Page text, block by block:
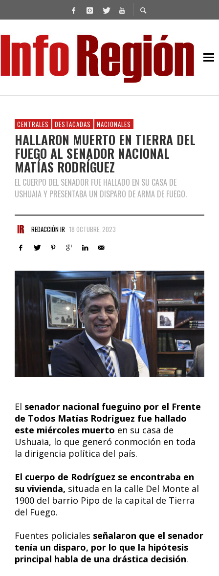
CENTRALES DESTACADAS NACIONALES
HALLARON MUERTO EN TIERRA DEL
FUEGO AL SENADOR NACIONAL
MATÍAS RODRÍGUEZ
EL CUERPO DEL SENADOR FUE HALLADO EN SU CASA DE
USHUAIA Y PRESENTABA UN DISPARO DE ARMA DE FUEGO.
REDACCIÓN IR 18 OCTUBRE, 2023
El senador nacional fueguino por el Frente
de Todos Matías Rodríguez fue hallado
este miércoles muerto en su casa de
Ushuaia, lo que generó conmoción en toda
la dirigencia política del país.
El cuerpo de Rodríguez se encontraba en
su vivienda, situada en la calle Del Monte al
1900 del barrio Pipo de la capital de Tierra
del Fuego.
Fuentes policiales señalaron que el senador
tenía un disparo, por lo que la hipótesis
principal habla de una drástica decisión.